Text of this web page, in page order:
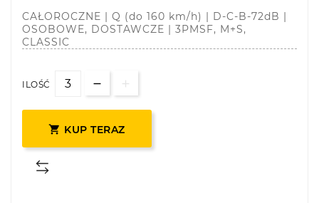
CAŁOROCZNE | Q (do 160 km/h) | D-C-B-72dB |
OSOBOWE, DOSTAWCZE | 3PMSF, M+S,
CLASSIC
ILOŚĆ
 KUP TERAZ